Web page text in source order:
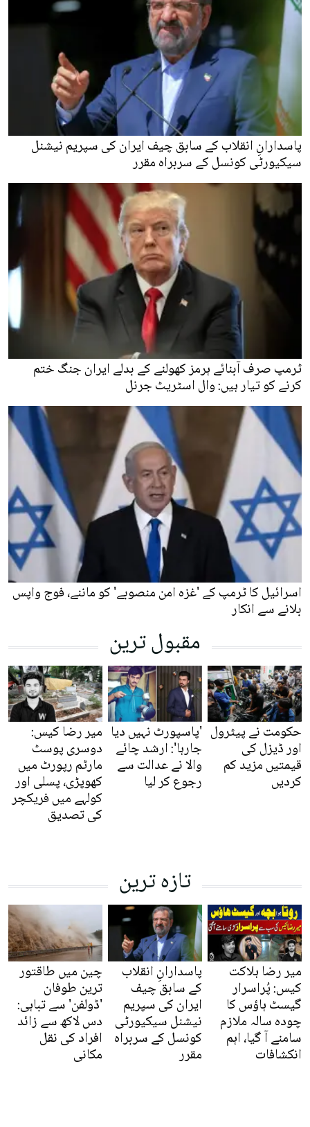
پاسدارانِ انقلاب کے سابق چیف ایران کی سپریم نیشنل
سیکیورٹی کونسل کے سربراہ مقرر
ٹرمپ صرف آبنائے ہرمز کھولنے کے بدلے ایران جنگ ختم
کرنے کو تیار ہیں: وال اسٹریٹ جرنل
اسرائیل کا ٹرمپ کے 'غزہ امن منصوبے' کو ماننے، فوج واپس
بلانے سے انکار
مقبول ترین
حکومت نے پیٹرول
اور ڈیزل کی
قیمتیں مزید کم
کردیں
'پاسپورٹ نہیں دیا
جارہا': ارشد چائے
والا نے عدالت سے
رجوع کر لیا
میر رضا کیس:
دوسری پوسٹ
مارٹم رپورٹ میں
کھوپڑی، پسلی اور
کولہے میں فریکچر
کی تصدیق
تازہ ترین
میر رضا ہلاکت
کیس: پُراسرار
گیسٹ ہاؤس کا
چودہ سالہ ملازم
سامنے آ گیا، اہم
انکشافات
پاسدارانِ انقلاب
کے سابق چیف
ایران کی سپریم
نیشنل سیکیورٹی
کونسل کے سربراہ
مقرر
چین میں طاقتور
ترین طوفان
'ڈولفن' سے تباہی:
دس لاکھ سے زائد
افراد کی نقل
مکانی